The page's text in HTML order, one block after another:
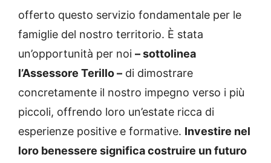
offerto questo servizio fondamentale per le
famiglie del nostro territorio. È stata
un’opportunità per noi – sottolinea
l’Assessore Terillo – di dimostrare
concretamente il nostro impegno verso i più
piccoli, offrendo loro un’estate ricca di
esperienze positive e formative. Investire nel
loro benessere significa costruire un futuro